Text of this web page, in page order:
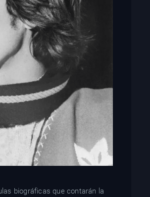
biográficas que contarán la